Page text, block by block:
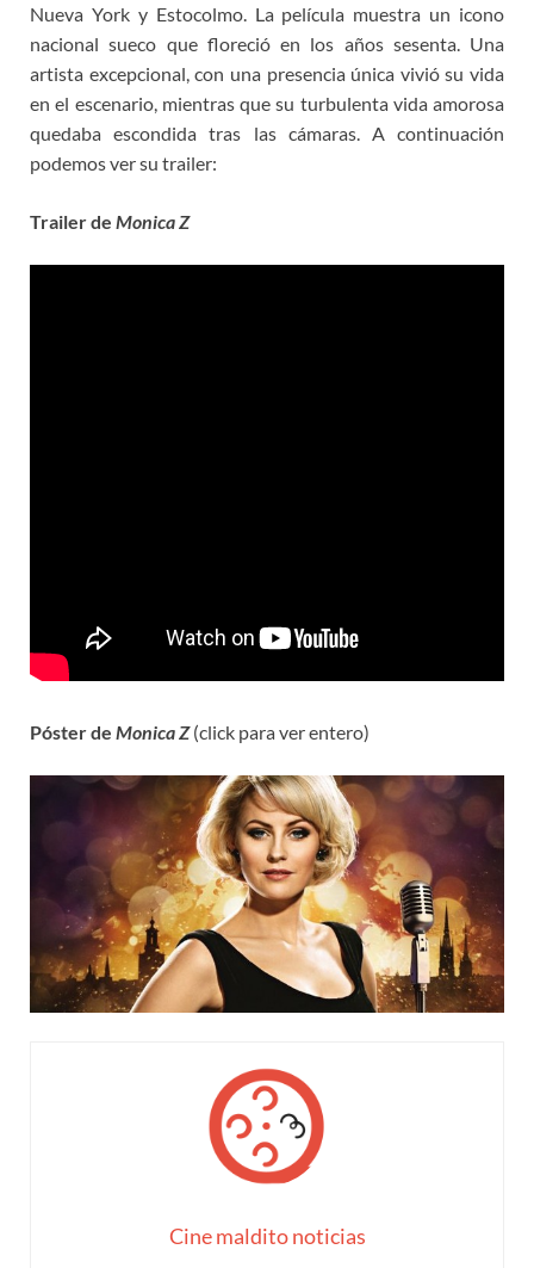
Nueva York y Estocolmo. La película muestra un icono
nacional sueco que floreció en los años sesenta. Una
artista excepcional, con una presencia única vivió su vida
en el escenario, mientras que su turbulenta vida amorosa
quedaba escondida tras las cámaras. A continuación
podemos ver su trailer:
Trailer de Monica Z
Póster de Monica Z(click para ver entero)
Cine maldito noticias